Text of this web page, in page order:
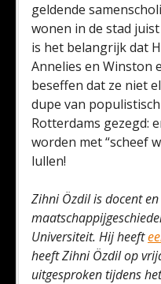
geldende
wonen in de stad
is het belangrijk dat
Annelies en Winston
beseffen dat ze niet
dupe van
Rotterdams gezegd:
worden met “scheef
lullen!
Zihni Özdil is docent
Universiteit. Hij heeft
heeft Zihni Özdil op
uitgesproken tijdens